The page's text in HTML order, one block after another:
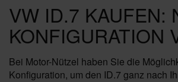
VW ID.7 KAUFEN:
KONFIGURATION
Bei Motor-Nützel haben Sie die
Konfiguration, um den ID.7 ganz nach